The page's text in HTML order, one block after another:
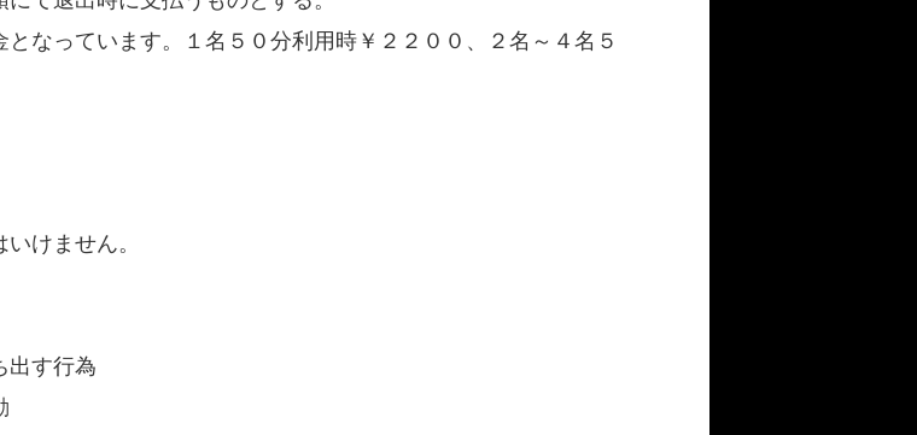
なっています。１名５０分利用時￥２２００、２名～４名５
けません。
出す行為